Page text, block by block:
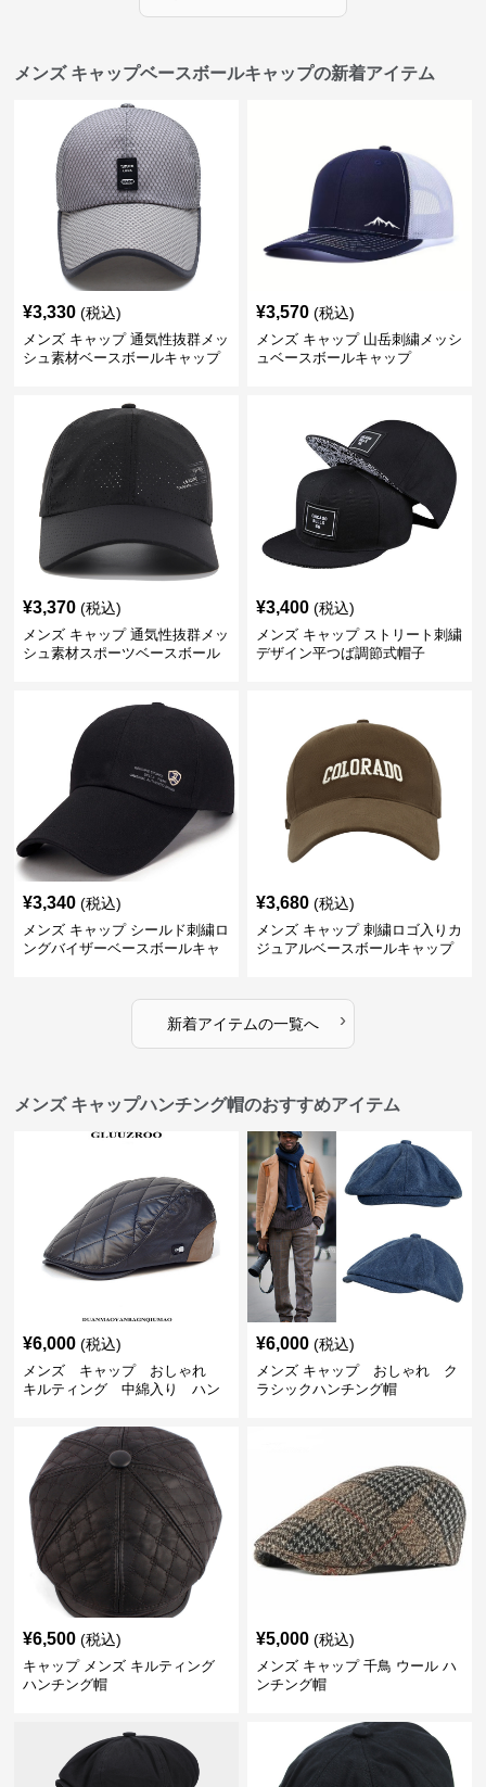
メンズ キャップベースボールキャップの新着アイテム
¥3,330 (税込)
メンズ キャップ 通気性抜群メッ
シュ素材ベースボールキャップ
¥3,570 (税込)
メンズ キャップ 山岳刺繍メッシ
ュベースボールキャップ
¥3,370 (税込)
メンズ キャップ 通気性抜群メッ
シュ素材スポーツベースボール
¥3,400 (税込)
メンズ キャップ ストリート刺繍
デザイン平つば調節式帽子
¥3,340 (税込)
メンズ キャップ シールド刺繍ロ
ングバイザーベースボールキャ
¥3,680 (税込)
メンズ キャップ 刺繍ロゴ入りカ
ジュアルベースボールキャップ
新着アイテムの一覧へ ›
メンズ キャップハンチング帽のおすすめアイテム
¥6,000 (税込)
メンズ キャップ おしゃれ
キルティング 中綿入り ハン
¥6,000 (税込)
メンズ キャップ おしゃれ ク
ラシックハンチング帽
¥6,500 (税込)
キャップ メンズ キルティング
ハンチング帽
¥5,000 (税込)
メンズ キャップ 千鳥 ウール ハ
ンチング帽